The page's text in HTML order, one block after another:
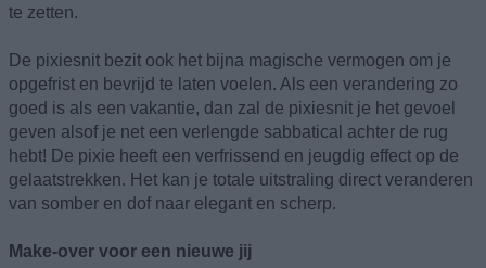
te zetten.
De pixiesnit bezit ook het bijna magische vermogen om je
opgefrist en bevrijd te laten voelen. Als een verandering zo
goed is als een vakantie, dan zal de pixiesnit je het gevoel
geven alsof je net een verlengde sabbatical achter de rug
hebt! De pixie heeft een verfrissend en jeugdig effect op de
gelaatstrekken. Het kan je totale uitstraling direct veranderen
van somber en dof naar elegant en scherp.
Make-over voor een nieuwe jij